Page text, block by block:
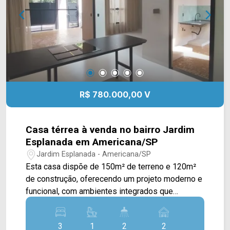
02 vagas de garagem. Localizado no Jardim
Esplanada próximo a supermercados, padarias,
lojas, academias, farmácias e pets, com intenso
corredor comercial, garantindo fácil acesso e boa
mobilidade e diversos outros comércios. Entre
em contato com a equipe da Arbix Imóveis e
agende a sua visita!! WhatsApp e Telefone: 19
R$ 780.000,00 V
Casa térrea à venda no bairro Jardim
Esplanada em Americana/SP
Jardim Esplanada - Americana/SP
Esta casa dispõe de 150m² de terreno e 120m²
de construção, oferecendo um projeto moderno e
funcional, com ambientes integrados que
valorizam o conforto e a praticidade. A área
social conta com sala de estar e de jantar
3 1 2 2